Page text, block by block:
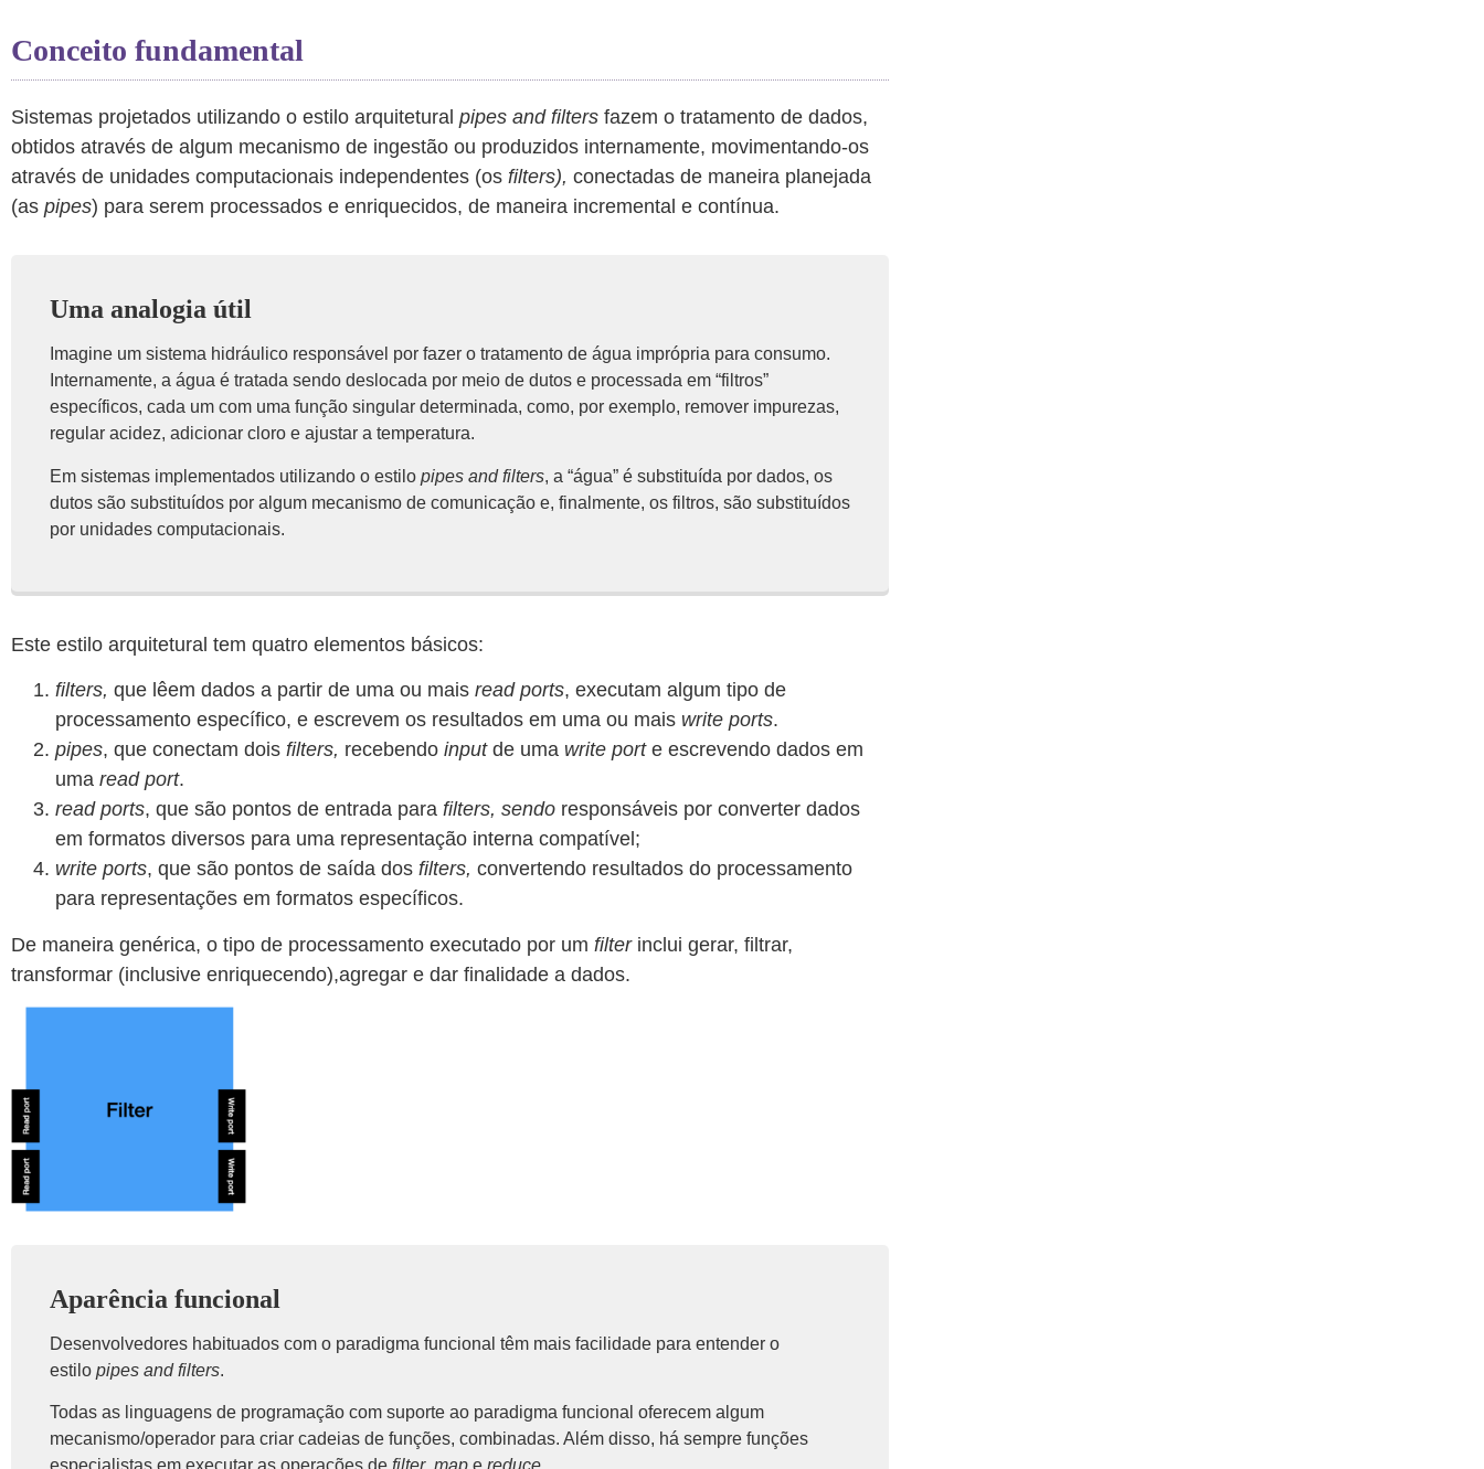
Conceito fundamental
Sistemas projetados utilizando o estilo arquitetural pipes and filters fazem o tratamento de dados,
obtidos através de algum mecanismo de ingestão ou produzidos internamente, movimentando-os
através de unidades computacionais independentes (os filters), conectadas de maneira planejada
(as pipes) para serem processados e enriquecidos, de maneira incremental e contínua.
Uma analogia útil
Imagine um sistema hidráulico responsável por fazer o tratamento de água imprópria para consumo.
Internamente, a água é tratada sendo deslocada por meio de dutos e processada em “filtros”
específicos, cada um com uma função singular determinada, como, por exemplo, remover impurezas,
regular acidez, adicionar cloro e ajustar a temperatura.
Em sistemas implementados utilizando o estilo pipes and filters, a “água” é substituída por dados, os
dutos são substituídos por algum mecanismo de comunicação e, finalmente, os filtros, são substituídos
por unidades computacionais.
Este estilo arquitetural tem quatro elementos básicos:
filters, que lêem dados a partir de uma ou mais read ports, executam algum tipo de
processamento específico, e escrevem os resultados em uma ou mais write ports.
pipes, que conectam dois filters, recebendo input de uma write port e escrevendo dados em
uma read port.
read ports, que são pontos de entrada para filters, sendo responsáveis por converter dados
em formatos diversos para uma representação interna compatível;
write ports, que são pontos de saída dos filters, convertendo resultados do processamento
para representações em formatos específicos.
De maneira genérica, o tipo de processamento executado por um filter inclui gerar, filtrar,
transformar (inclusive enriquecendo),agregar e dar finalidade a dados.
Aparência funcional
Desenvolvedores habituados com o paradigma funcional têm mais facilidade para entender o
estilo pipes and filters.
Todas as linguagens de programação com suporte ao paradigma funcional oferecem algum
mecanismo/operador para criar cadeias de funções, combinadas. Além disso, há sempre funções